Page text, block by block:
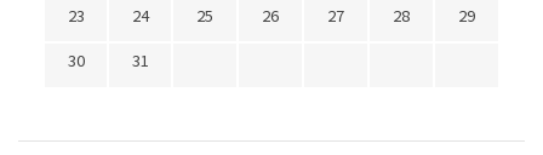
23
24 25 26 27 28
29
30
31